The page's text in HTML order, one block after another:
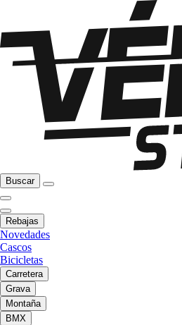
Buscar
Rebajas
Novedades
Cascos
Bicicletas
Carretera
Grava
Montaña
BMX